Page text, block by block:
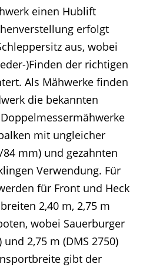
einen Hublift
erfolgt
aus, wobei
)Finden der richtigen
Als Mähwerke finden
die bekannten
mit ungleicher
mm) und gezahnten
Verwendung. Für
für Front und Heck
2,40 m, 2,75 m
wobei Sauerburger
und 2,75 m (DMS 2750)
gibt der